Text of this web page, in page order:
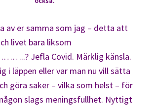
av er samma som jag – detta att
livet bara liksom
Jefla Covid. Märklig känsla.
i läppen eller var man nu vill sätta
göra saker – vilka som helst – för
slags meningsfullhet. Nyttigt